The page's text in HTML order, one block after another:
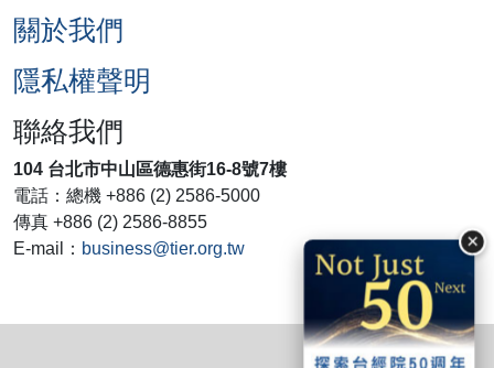
×
關於我們
隱私權聲明
聯絡我們
104 台北市中山區德惠街16-8號7樓
電話：總機 +886 (2) 2586-5000
傳真 +886 (2) 2586-8855
E-mail： business@tier.org.tw